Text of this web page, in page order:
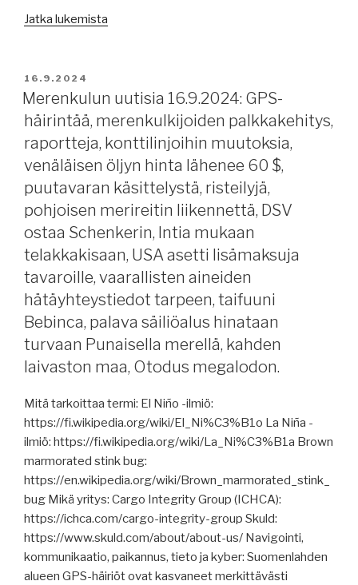
Jatka lukemista
elektromagneettinen
purkaus,
merenkulun
etäkoulutuksesta,
Grimaldi
laajentaa,
raportteja,
Finnlines
avaa
reittilinjan
Lontooseen,
Ibiza
rajoittaa
turismia,
liikenne
pohjoisella
merireitillä,
satamalakonuhka
kasvaa
USA:ssa,
uusi
toimitusjohtaja
Davie’lle,
telakkateollisuuden
kuka
JULKAISTU
16.9.2024
Merenkulun uutisia 16.9.2024: GPS-
häirintää, merenkulkijoiden palkkakehitys,
raportteja, konttilinjoihin muutoksia,
venäläisen öljyn hinta lähenee 60 $,
puutavaran käsittelystä, risteilyjä,
pohjoisen merireitin liikennettä, DSV
ostaa Schenkerin, Intia mukaan
telakkakisaan, USA asetti lisämaksuja
tavaroille, vaarallisten aineiden
hätäyhteystiedot tarpeen, taifuuni
Bebinca, palava säiliöalus hinataan
turvaan Punaisella merellä, kahden
laivaston maa, Otodus megalodon.
Mitä tarkoittaa termi: El Niño -ilmiö:
https://fi.wikipedia.org/wiki/El_Ni%C3%B1o La Niña -
ilmiö: https://fi.wikipedia.org/wiki/La_Ni%C3%B1a Brown
marmorated stink bug:
https://en.wikipedia.org/wiki/Brown_marmorated_stink_
bug Mikä yritys: Cargo Integrity Group (ICHCA):
https://ichca.com/cargo-integrity-group Skuld:
https://www.skuld.com/about/about-us/ Navigointi,
kommunikaatio, paikannus, tieto ja kyber: Suomenlahden
alueen GPS-häiriöt ovat kasvaneet merkittävästi